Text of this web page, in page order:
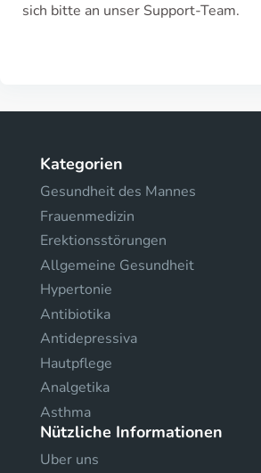
sich bitte an unser Support-Team.
Kategorien
Gesundheit des Mannes
Frauenmedizin
Erektionsstörungen
Allgemeine Gesundheit
Hypertonie
Antibiotika
Antidepressiva
Hautpflege
Analgetika
Asthma
Nützliche Informationen
Uber uns